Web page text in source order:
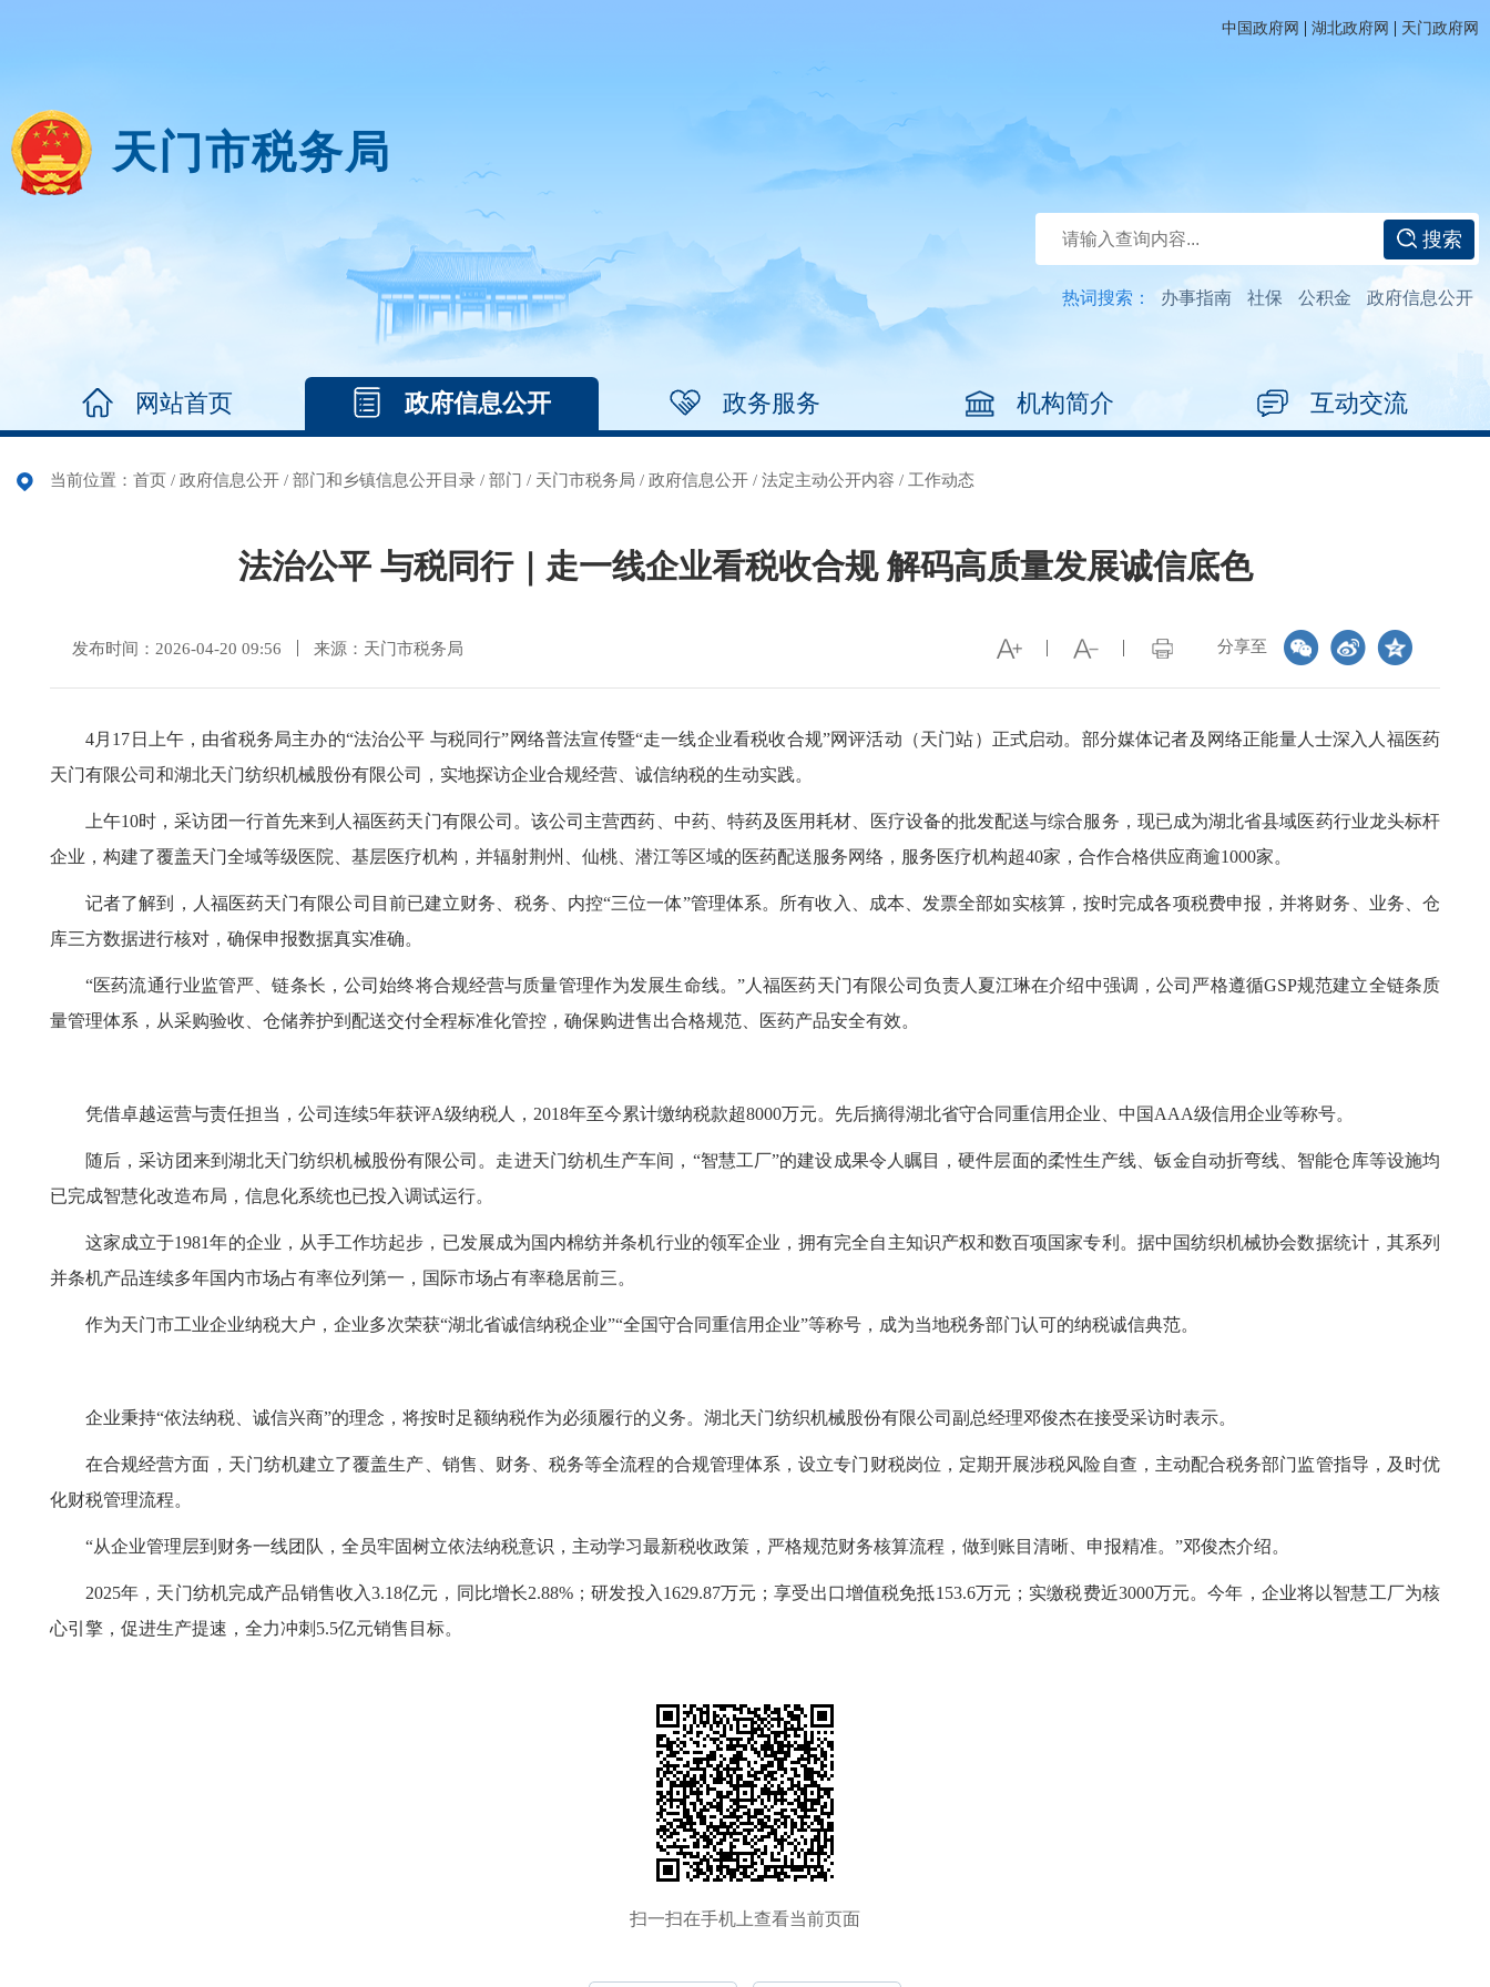
中国政府网 | 湖北政府网 | 天门政府网
天门市税务局
搜索
热词搜索： 办事指南 社保 公积金 政府信息公开
网站首页 政府信息公开 政务服务 机构简介 互动交流
当前位置： 首页 / 政府信息公开 / 部门和乡镇信息公开目录 / 部门 / 天门市税务局 / 政府信息公开 / 法定主动公开内容 / 工作动态
法治公平 与税同行｜走一线企业看税收合规 解码高质量发展诚信底色
分享至
发布时间：2026-04-20 09:56 来源：天门市税务局
4月17日上午，由省税务局主办的“法治公平 与税同行”网络普法宣传暨“走一线企业看税收合规”网评活动（天门站）正式启动。部分媒体记者及网络正能量人士深入人福医药
天门有限公司和湖北天门纺织机械股份有限公司，实地探访企业合规经营、诚信纳税的生动实践。
上午10时，采访团一行首先来到人福医药天门有限公司。该公司主营西药、中药、特药及医用耗材、医疗设备的批发配送与综合服务，现已成为湖北省县域医药行业龙头标杆
企业，构建了覆盖天门全域等级医院、基层医疗机构，并辐射荆州、仙桃、潜江等区域的医药配送服务网络，服务医疗机构超40家，合作合格供应商逾1000家。
记者了解到，人福医药天门有限公司目前已建立财务、税务、内控“三位一体”管理体系。所有收入、成本、发票全部如实核算，按时完成各项税费申报，并将财务、业务、仓
库三方数据进行核对，确保申报数据真实准确。
“医药流通行业监管严、链条长，公司始终将合规经营与质量管理作为发展生命线。”人福医药天门有限公司负责人夏江琳在介绍中强调，公司严格遵循GSP规范建立全链条质
量管理体系，从采购验收、仓储养护到配送交付全程标准化管控，确保购进售出合格规范、医药产品安全有效。
凭借卓越运营与责任担当，公司连续5年获评A级纳税人，2018年至今累计缴纳税款超8000万元。先后摘得湖北省守合同重信用企业、中国AAA级信用企业等称号。
随后，采访团来到湖北天门纺织机械股份有限公司。走进天门纺机生产车间，“智慧工厂”的建设成果令人瞩目，硬件层面的柔性生产线、钣金自动折弯线、智能仓库等设施均
已完成智慧化改造布局，信息化系统也已投入调试运行。
这家成立于1981年的企业，从手工作坊起步，已发展成为国内棉纺并条机行业的领军企业，拥有完全自主知识产权和数百项国家专利。据中国纺织机械协会数据统计，其系列
并条机产品连续多年国内市场占有率位列第一，国际市场占有率稳居前三。
作为天门市工业企业纳税大户，企业多次荣获“湖北省诚信纳税企业”“全国守合同重信用企业”等称号，成为当地税务部门认可的纳税诚信典范。
企业秉持“依法纳税、诚信兴商”的理念，将按时足额纳税作为必须履行的义务。湖北天门纺织机械股份有限公司副总经理邓俊杰在接受采访时表示。
在合规经营方面，天门纺机建立了覆盖生产、销售、财务、税务等全流程的合规管理体系，设立专门财税岗位，定期开展涉税风险自查，主动配合税务部门监管指导，及时优
化财税管理流程。
“从企业管理层到财务一线团队，全员牢固树立依法纳税意识，主动学习最新税收政策，严格规范财务核算流程，做到账目清晰、申报精准。”邓俊杰介绍。
2025年，天门纺机完成产品销售收入3.18亿元，同比增长2.88%；研发投入1629.87万元；享受出口增值税免抵153.6万元；实缴税费近3000万元。今年，企业将以智慧工厂为核
心引擎，促进生产提速，全力冲刺5.5亿元销售目标。
扫一扫在手机上查看当前页面